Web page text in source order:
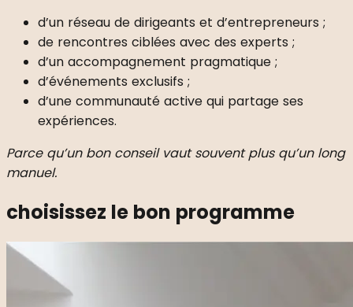
d’un réseau de dirigeants et d’entrepreneurs ;
de rencontres ciblées avec des experts ;
d’un accompagnement pragmatique ;
d’événements exclusifs ;
d’une communauté active qui partage ses
expériences.
Parce qu’un bon conseil vaut souvent plus qu’un long
manuel.
choisissez le bon programme